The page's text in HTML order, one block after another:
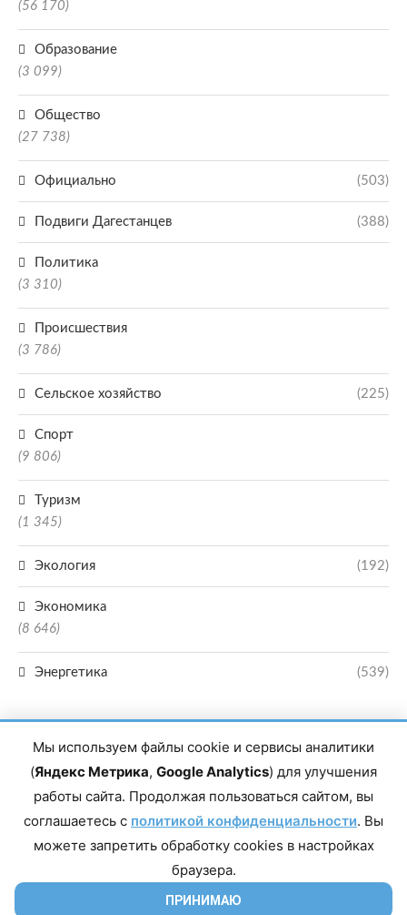
(56 170)
Образование
(3 099)
Общество
(27 738)
Официально (503)
Подвиги Дагестанцев (388)
Политика
(3 310)
Происшествия
(3 786)
Сельское хозяйство (225)
Спорт
(9 806)
Туризм
(1 345)
Экология (192)
Экономика
(8 646)
Энергетика (539)
Главный редактор сетевого издания Магомаев Тимур Нухович. Контакты
редакции: 8(988)-292-94-34 Почта: vestiskfo@gmail.com По вопросам
Дагестан, г. Махачкала, пр-т Насрутдинова, д. 1а. Все права защищены.
Копирование и использование полных материалов запрещено, частичное
цитирование возможно только при условии гиперссылки на сайт mirmol.ru.
Мы используем файлы cookie и сервисы аналитики
(Яндекс Метрика, Google Analytics) для улучшения
работы сайта. Продолжая пользоваться сайтом, вы
соглашаетесь с политикой конфиденциальности. Вы
можете запретить обработку cookies в настройках
браузера.
ПРИНИМАЮ